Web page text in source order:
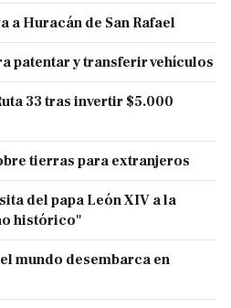
a Huracán de San Rafael
patentar y transferir vehículos
33 tras invertir $5.000
tierras para extranjeros
del papa León XIV a la
histórico"
mundo desembarca en